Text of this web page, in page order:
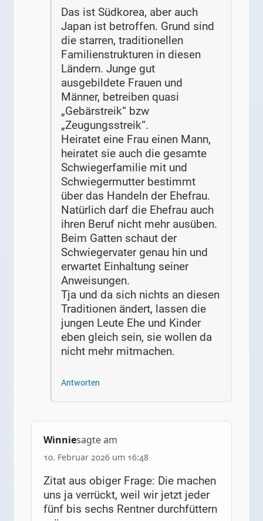
Das ist Südkorea, aber auch
Japan ist betroffen. Grund sind
die starren, traditionellen
Familienstrukturen in diesen
Ländern. Junge gut
ausgebildete Frauen und
Männer, betreiben quasi
„Gebärstreik“ bzw
„Zeugungsstreik“.
Heiratet eine Frau einen Mann,
heiratet sie auch die gesamte
Schwiegerfamilie mit und
Schwiegermutter bestimmt
über das Handeln der Ehefrau.
Natürlich darf die Ehefrau auch
ihren Beruf nicht mehr ausüben.
Beim Gatten schaut der
Schwiegervater genau hin und
erwartet Einhaltung seiner
Anweisungen.
Tja und da sich nichts an diesen
Traditionen ändert, lassen die
jungen Leute Ehe und Kinder
eben gleich sein, sie wollen da
nicht mehr mitmachen.
Antworten
Winniesagte am
10. Februar 2026 um 16:48
Zitat aus obiger Frage: Die machen
uns ja verrückt, weil wir jetzt jeder
fünf bis sechs Rentner durchfüttern